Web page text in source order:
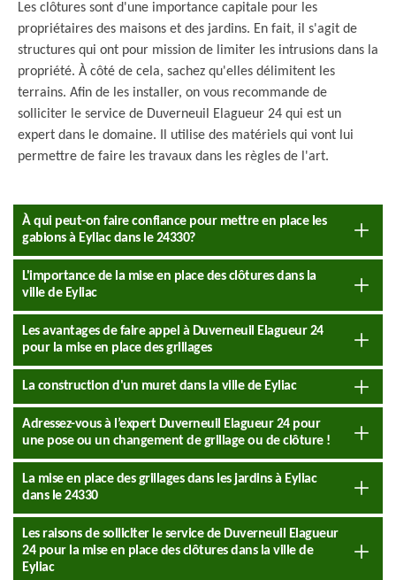
Les clôtures sont d'une importance capitale pour les
propriétaires des maisons et des jardins. En fait, il s'agit de
structures qui ont pour mission de limiter les intrusions dans la
propriété. À côté de cela, sachez qu'elles délimitent les
terrains. Afin de les installer, on vous recommande de
solliciter le service de Duverneuil Elagueur 24 qui est un
expert dans le domaine. Il utilise des matériels qui vont lui
permettre de faire les travaux dans les règles de l'art.
À qui peut-on faire confiance pour mettre en place les
gabions à Eyliac dans le 24330?
L'importance de la mise en place des clôtures dans la
ville de Eyliac
Les avantages de faire appel à Duverneuil Elagueur 24
pour la mise en place des grillages
La construction d'un muret dans la ville de Eyliac
Adressez-vous à l’expert Duverneuil Elagueur 24 pour
une pose ou un changement de grillage ou de clôture !
La mise en place des grillages dans les jardins à Eyliac
dans le 24330
Les raisons de solliciter le service de Duverneuil Elagueur
24 pour la mise en place des clôtures dans la ville de
Eyliac